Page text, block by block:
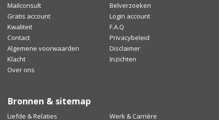
Mailconsult
Belverzoeken
Gratis account
Login account
Kwaliteit
F.A.Q
Contact
Privacybeleid
Algemene voorwaarden
Disclaimer
Klacht
Inzichten
Over ons
Bronnen & sitemap
Liefde & Relaties Werk & Carrière